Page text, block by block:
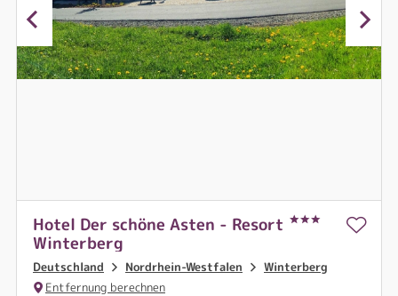
Hotel Der schöne Asten - Resort
Winterberg
Deutschland Nordrhein-Westfalen
Winterberg
Entfernung berechnen